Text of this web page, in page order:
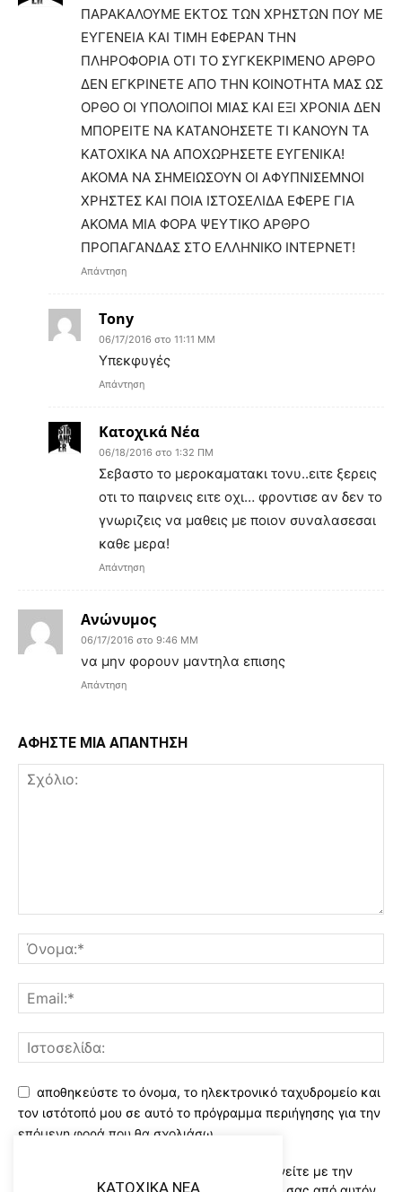
ΠΑΡΑΚΑΛΟΥΜΕ ΕΚΤΟΣ ΤΩΝ ΧΡΗΣΤΩΝ ΠΟΥ ΜΕ
ΕΥΓΕΝΕΙΑ ΚΑΙ ΤΙΜΗ ΕΦΕΡΑΝ ΤΗΝ
ΠΛΗΡΟΦΟΡΙΑ ΟΤΙ ΤΟ ΣΥΓΚΕΚΡΙΜΕΝΟ ΑΡΘΡΟ
ΔΕΝ ΕΓΚΡΙΝΕΤΕ ΑΠΟ ΤΗΝ ΚΟΙΝΟΤΗΤΑ ΜΑΣ ΩΣ
ΟΡΘΟ ΟΙ ΥΠΟΛΟΙΠΟΙ ΜΙΑΣ ΚΑΙ ΕΞΙ ΧΡΟΝΙΑ ΔΕΝ
ΜΠΟΡΕΙΤΕ ΝΑ ΚΑΤΑΝΟΗΣΕΤΕ ΤΙ ΚΑΝΟΥΝ ΤΑ
ΚΑΤΟΧΙΚΑ ΝΑ ΑΠΟΧΩΡΗΣΕΤΕ ΕΥΓΕΝΙΚΑ!
ΑΚΟΜΑ ΝΑ ΣΗΜΕΙΩΣΟΥΝ ΟΙ ΑΦΥΠΝΙΣΕΜΝΟΙ
ΧΡΗΣΤΕΣ ΚΑΙ ΠΟΙΑ ΙΣΤΟΣΕΛΙΔΑ ΕΦΕΡΕ ΓΙΑ
ΑΚΟΜΑ ΜΙΑ ΦΟΡΑ ΨΕΥΤΙΚΟ ΑΡΘΡΟ
ΠΡΟΠΑΓΑΝΔΑΣ ΣΤΟ ΕΛΛΗΝΙΚΟ ΙΝΤΕΡΝΕΤ!
Απάντηση
Tony
06/17/2016 στο 11:11 ΜΜ
Υπεκφυγές
Απάντηση
Κατοχικά Νέα
06/18/2016 στο 1:32 ΠΜ
Σεβαστο το μεροκαματακι τονυ..ειτε ξερεις
οτι το παιρνεις ειτε οχι… φροντισε αν δεν το
γνωριζεις να μαθεις με ποιον συναλασεσαι
καθε μερα!
Απάντηση
Ανώνυμος
06/17/2016 στο 9:46 ΜΜ
να μην φορουν μαντηλα επισης
Απάντηση
ΑΦΗΣΤΕ ΜΙΑ ΑΠΑΝΤΗΣΗ
αποθηκεύστε το όνομα, το ηλεκτρονικό ταχυδρομείο και
τον ιστότοπό μου σε αυτό το πρόγραμμα περιήγησης για την
επόμενη φορά που θα σχολιάσω.
Χρησιμοποιώντας αυτό το έντυπο συμφωνείτε με την
KATOXIKA NEA